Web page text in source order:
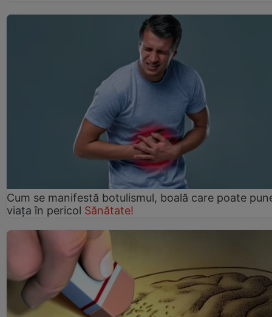
Cum se manifestă botulismul, boală care poate
viaţa în pericol Sănătate!